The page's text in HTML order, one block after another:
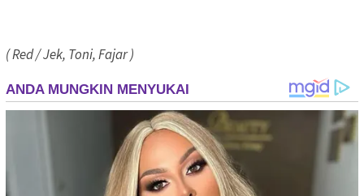
( Red / Jek, Toni, Fajar )